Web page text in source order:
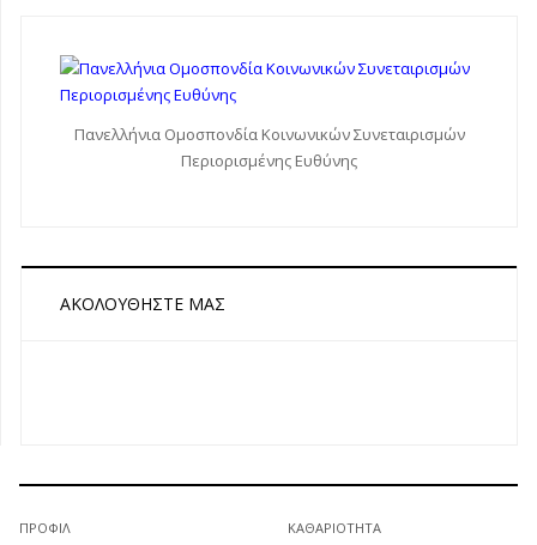
Πανελλήνια Ομοσπονδία Κοινωνικών Συνεταιρισμών
Περιορισμένης Ευθύνης
ΑΚΟΛΟΥΘΉΣΤΕ ΜΑΣ
ΠΡΟΦΊΛ
ΚΑΘΑΡΙΌΤΗΤΑ